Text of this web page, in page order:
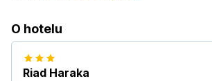
O hotelu
Riad Haraka